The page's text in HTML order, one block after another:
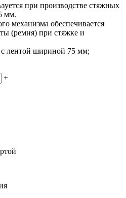
при производстве стяжных
мм.
механизма обеспечивается
(ремня) при стяжке и
с лентой шириной 75 мм;
+